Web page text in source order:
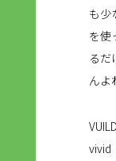
も少
を使
るだ
んよ
vivid